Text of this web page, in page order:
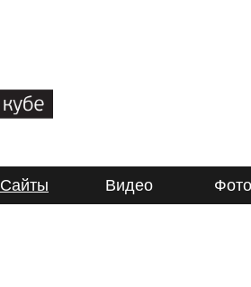
Сайты Видео Фото